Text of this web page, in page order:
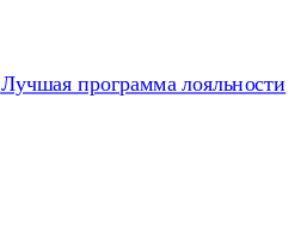
Лучшая программа лояльности